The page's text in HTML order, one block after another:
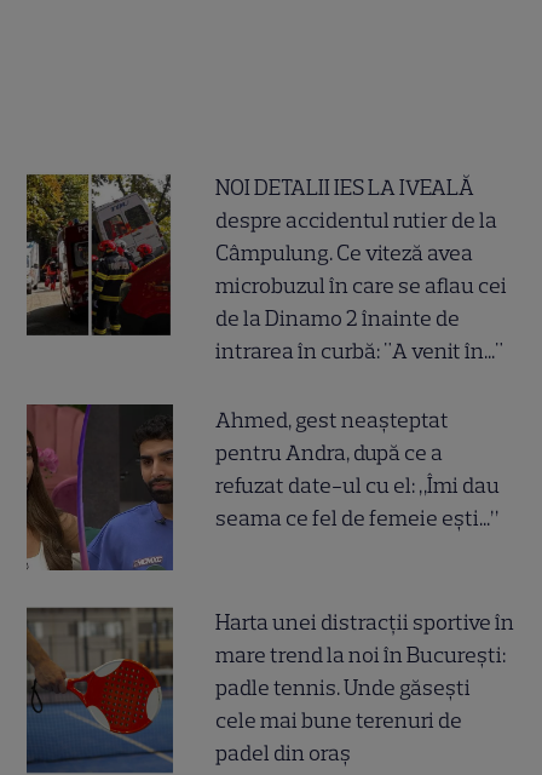
NOI DETALII IES LA IVEALĂ
despre accidentul rutier de la
Câmpulung. Ce viteză avea
microbuzul în care se aflau cei
de la Dinamo 2 înainte de
intrarea în curbă: "A venit în..."
Ahmed, gest neașteptat
pentru Andra, după ce a
refuzat date-ul cu el: „Îmi dau
seama ce fel de femeie ești...”
Harta unei distracții sportive în
mare trend la noi în București:
padle tennis. Unde găsești
cele mai bune terenuri de
padel din oraș